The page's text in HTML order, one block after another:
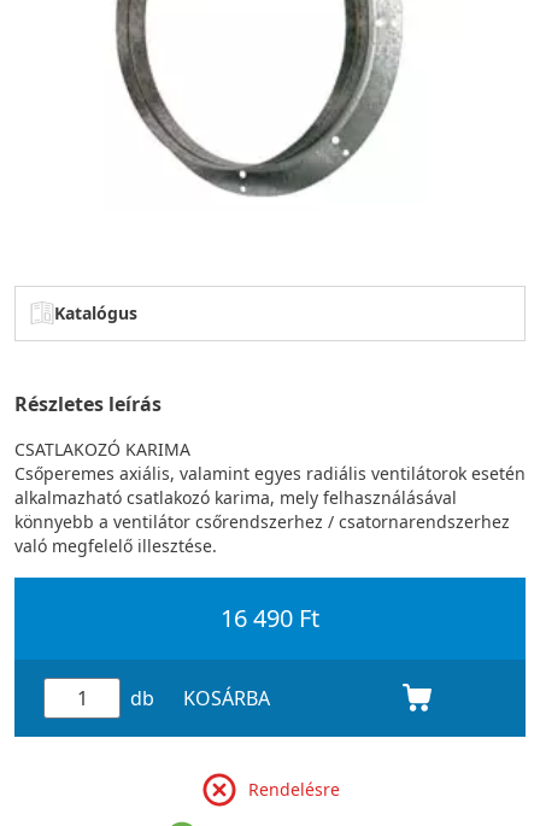
Katalógus
Részletes leírás
CSATLAKOZÓ KARIMA
Csőperemes axiális, valamint egyes radiális ventilátorok esetén
alkalmazható csatlakozó karima, mely felhasználásával
könnyebb a ventilátor csőrendszerhez / csatornarendszerhez
való megfelelő illesztése.
16 490 Ft
db KOSÁRBA
Rendelésre